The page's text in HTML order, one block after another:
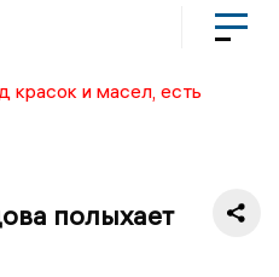
красок и масел, есть
полыхает